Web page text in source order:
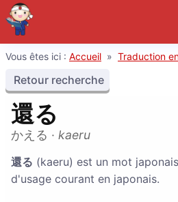
Vous êtes ici : Accueil » Traduction
Retour recherche
還る
かえる · kaeru
還る (kaeru) est un mot
d'usage courant en japonais.